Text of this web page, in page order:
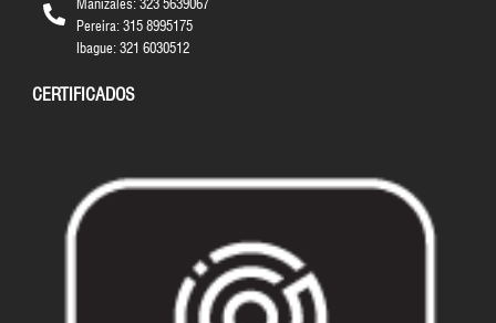
Pereira: 315 8995175
Ibague: 321 6030512
CERTIFICADOS